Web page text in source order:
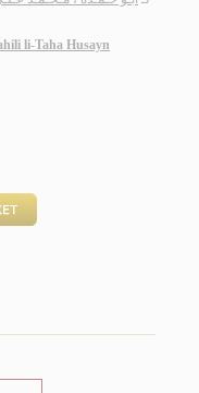
li-Taha Husayn